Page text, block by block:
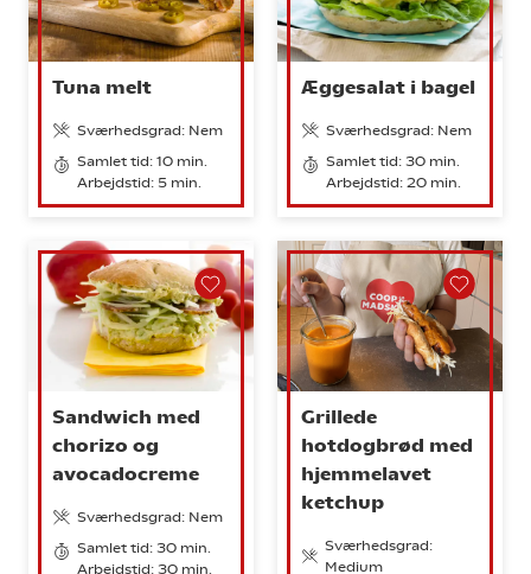
Tuna melt
Sværhedsgrad: Nem
Samlet tid: 10 min.
Arbejdstid: 5 min.
Æggesalat i bagel
Sværhedsgrad: Nem
Samlet tid: 30 min.
Arbejdstid: 20 min.
Sandwich med
chorizo og
avocadocreme
Sværhedsgrad: Nem
Samlet tid: 30 min.
Arbejdstid: 30 min.
Grillede
hotdogbrød med
hjemmelavet
ketchup
Sværhedsgrad:
Medium